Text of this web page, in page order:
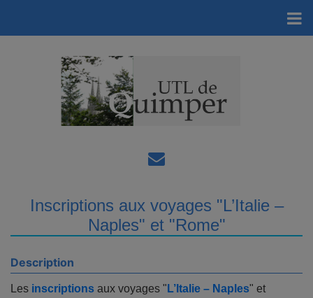
Inscriptions aux voyages "L’Italie –
Naples" et "Rome"
Description
Les inscriptions aux voyages " L’Italie – Naples" et